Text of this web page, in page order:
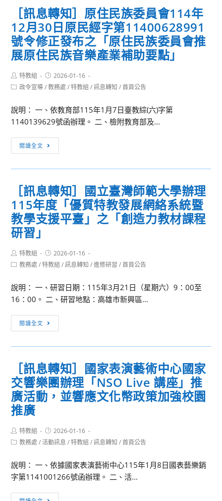
分
享
會】
活
動
訊
之
「勞
動
部
勞
力
發
署
115
年
新
尖
兵
計
畫」
職
訓
程
相
關
第
一
學
期
期
末
校
會
議
［訊息轉知］原住民族委員會114年
12月30日原民經字第11400628991
號令修正發布之「原住民族委員會推
展原住民族音樂產業補助要點」
Post
author:
特教組
Post
published:
2026-01-16
Post政令宣導 / 教務處 / 特教組 / 訊息轉知 / 首頁公告
說明： 一、依教育部115年1月7日臺教綜(六)字第
1140139629號函辦理。 二、檢附教育部及...
閱讀全文
息
轉
原
住
民
族
員
會
年
12
日
原
經
字
第
11400628991
令
修
發
布
［訊息轉知］國立臺灣師範大學辦理
115年度「優質特教發展網絡系統暨
教學支援平臺」之「創造力教材課程
研習」
Post
author:
特教組
Post
published:
2026-01-16
Post教務處 / 特教組 / 訊息轉知 / 進修研習 / 首頁公告
說明： 一、研習日期：115年3月21日（星期六）9：00至
16：00。 二、研習地點：高雄市新興區...
閱讀全文
息
轉
國
立
臺
灣
範
大
辦
理
［訊息轉知］國家表演藝術中心國家
交響樂團辦理「NSO Live 講座」推
廣活動，並響應文化幣政策加強校園
推廣
Post
author:
特教組
Post
published:
2026-01-16
Post教務處 / 活動訊息 / 特教組 / 訊息轉知 / 首頁公告
說明： 一、依據國家表演藝術中心115年1月8日國表藝樂銷
字第1141001266號函辦理。 二、活...